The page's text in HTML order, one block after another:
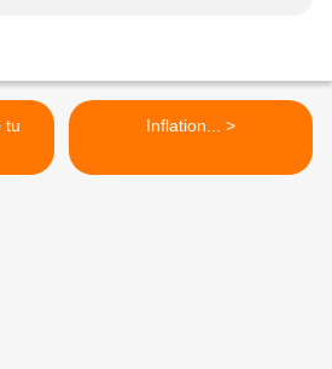
Inflation... >